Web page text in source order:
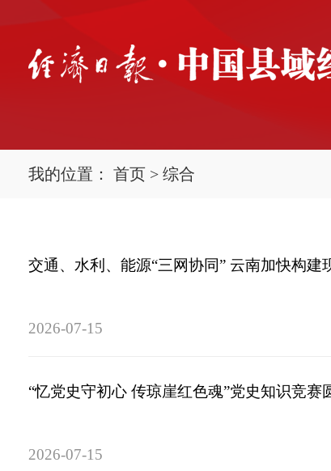
我的位置： 首页 > 综合
交通、水利、能源“三网协同” 云南加快构建
2026-07-15
“忆党史守初心 传琼崖红色魂”党史知识竞赛
2026-07-15